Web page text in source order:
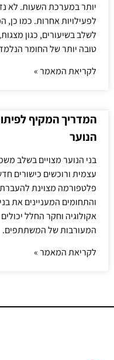
יותר במערכת השעות. לא
לפעילויות אחרות. כמו כן,
לשלב בשיעורים, כגון
טובה יותר של החומר
לקריאת המאמר »
המדריך המקיף
הנוער
בני הנוער מצויים בשלב
עצמית ורוכשים כישורים
פלטפורמה מצוינת
והתחומים המעניינים את
אקולוגיה וחקר החלל
המעורבות של המשתתפים.
לקריאת המאמר »